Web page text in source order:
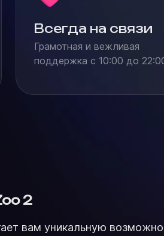
Всегда на связи
Грамотная и вежливая
поддержка с 10:00 до
2
вам уникальную